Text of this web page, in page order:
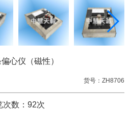
心仪（磁性）
货号：ZH8706
次数：92次